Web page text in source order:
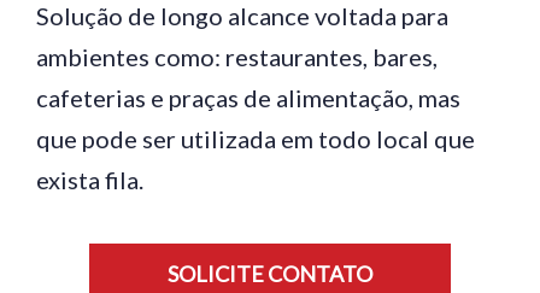
Solução de longo alcance voltada para
ambientes como: restaurantes, bares,
cafeterias e praças de alimentação, mas
que pode ser utilizada em todo local que
exista fila.
SOLICITE CONTATO